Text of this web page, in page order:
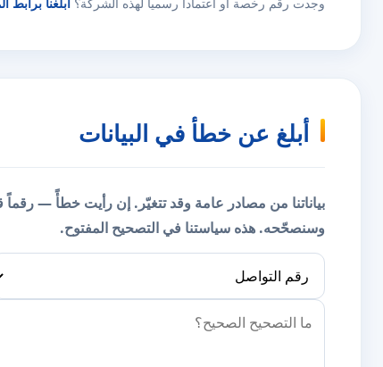
أبلغ عن خطأ في البيانات
بياناتنا من مصادر عامة وقد تتغيّر. إن رأيت خطأً —
وسنصحّحه. هذه سياستنا في التصحيح المفتوح.